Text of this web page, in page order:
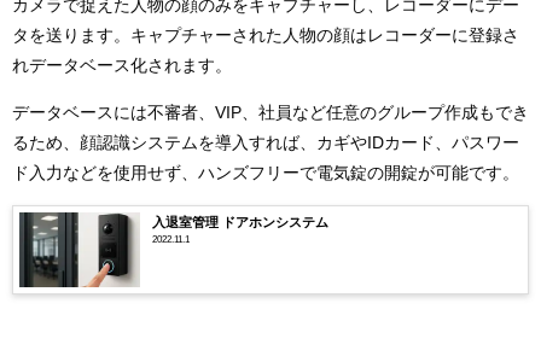
カメラで捉えた人物の顔のみをキャプチャーし、レコーダーにデー
タを送ります。キャプチャーされた人物の顔はレコーダーに登録さ
れデータベース化されます。
データベースには不審者、VIP、社員など任意のグループ作成もでき
るため、顔認識システムを導入すれば、カギやIDカード、パスワー
ド入力などを使用せず、ハンズフリーで電気錠の開錠が可能です。
入退室管理 ドアホンシステム
2022.11.1